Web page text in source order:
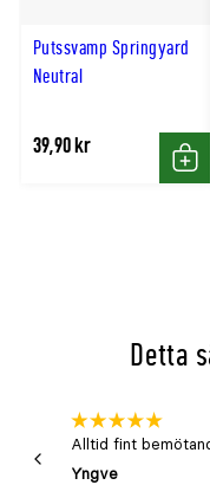
Putssvamp Springyard
Neutral
39,90 kr
Köp
Detta
Alltid fint
Yngve